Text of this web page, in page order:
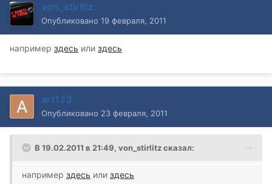
von_stirlitz
Опубликовано 19 февраля, 2011
например здесь или здесь
art123
Опубликовано 23 февраля, 2011
В 19.02.2011 в 21:49, von_stirlitz сказал:
например здесь или здесь